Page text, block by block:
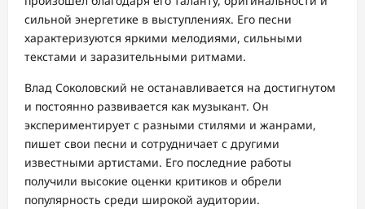
сильной энергетике в выступлениях. Его песни
характеризуются яркими мелодиями, сильными
текстами и заразительными ритмами.
Влад Соколовский не останавливается на достигнутом
и постоянно развивается как музыкант. Он
экспериментирует с разными стилями и жанрами,
пишет свои песни и сотрудничает с другими
известными артистами. Его последние работы
получили высокие оценки критиков и обрели
популярность среди широкой аудитории.